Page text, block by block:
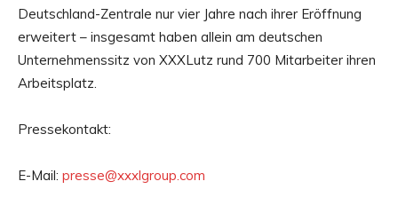
Deutschland-Zentrale nur vier Jahre nach ihrer Eröffnung
erweitert – insgesamt haben allein am deutschen
Unternehmenssitz von XXXLutz rund 700 Mitarbeiter ihren
Arbeitsplatz.
Pressekontakt:
E-Mail: presse@xxxlgroup.com